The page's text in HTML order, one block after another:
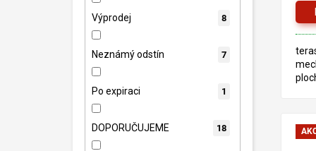
Výprodej 8
Neznámý odstín 7
Po expiraci 1
DOPORUČUJEME 18